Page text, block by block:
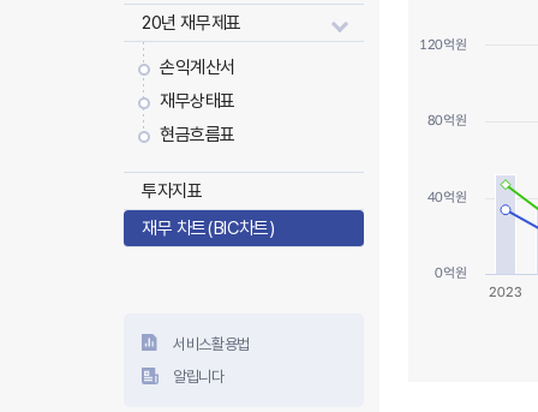
20년 재무제표
손익계산서
재무상태표
현금흐름표
투자지표
재무 차트(BIC차트)
서비스활용법
알립니다
The chart has
The chart has
2023
0억원
40억원
80억원
120억원